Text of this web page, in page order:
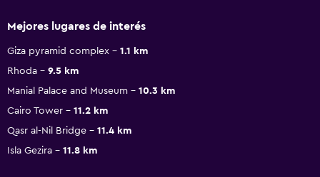
Mejores lugares de interés
Giza pyramid complex
1.1 km
Rhoda
9.5 km
Manial Palace and Museum
10.3 km
Cairo Tower
11.2 km
Qasr al-Nil Bridge
11.4 km
Isla Gezira
11.8 km